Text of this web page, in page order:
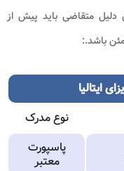
متقاضی باید پیش از
باشد.:
ایتالیا
نوع مدرک
پاسپورت
معتبر